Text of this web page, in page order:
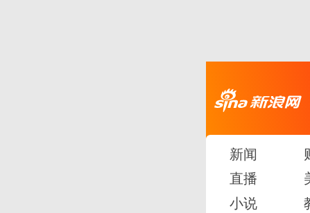
新闻
直播
小说